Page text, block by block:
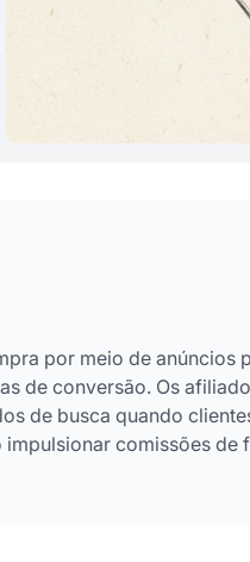
por meio de anúncios
de conversão. Os
de busca quando
comissões de